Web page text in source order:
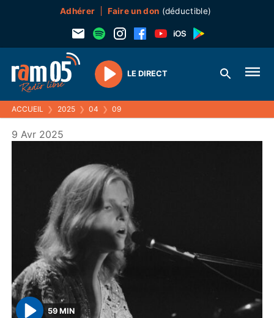
Adhérer Faire un don (déductible)
Play
LE DIRECT
ACCUEIL ❯ 2025 ❯ 04 ❯ 09
9 Avr 2025
59 MIN